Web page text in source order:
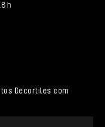
Decortiles com